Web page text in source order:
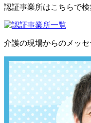
認証事業所はこちらで検
介護の現場からのメッセ